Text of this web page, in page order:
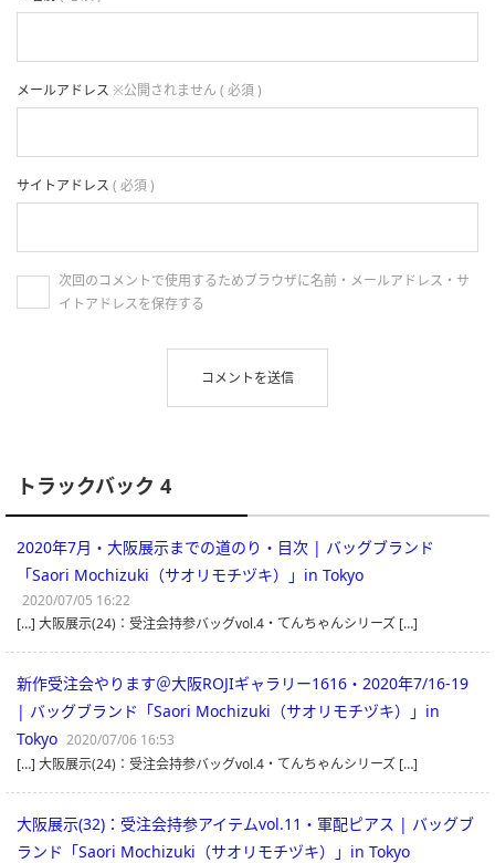
メールアドレス ※公開されません ( 必須 )
サイトアドレス ( 必須 )
次回のコメントで使用するためブラウザに名前・メールアドレス・サ
イトアドレスを保存する
トラックバック 4
2020年7月・大阪展示までの道のり・目次 | バッグブランド
「Saori Mochizuki（サオリモチヅキ）」in Tokyo
2020/07/05 16:22
[…] 大阪展示(24)：受注会持参バッグvol.4・てんちゃんシリーズ […]
新作受注会やります＠大阪ROJIギャラリー1616・2020年7/16-19
| バッグブランド「Saori Mochizuki（サオリモチヅキ）」in
Tokyo 2020/07/06 16:53
[…] 大阪展示(24)：受注会持参バッグvol.4・てんちゃんシリーズ […]
大阪展示(32)：受注会持参アイテムvol.11・軍配ピアス | バッグブ
ランド「Saori Mochizuki（サオリモチヅキ）」in Tokyo